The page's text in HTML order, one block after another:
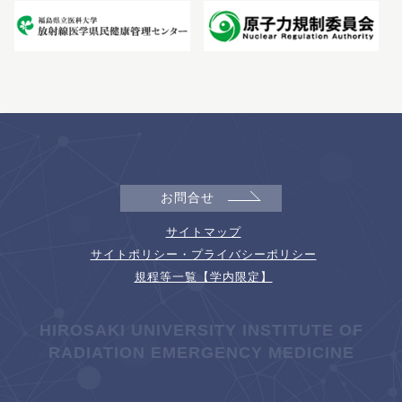
お問合せ
サイトマップ
サイトポリシー・プライバシーポリシー
規程等一覧【学内限定】
HIROSAKI UNIVERSITY INSTITUTE OF
RADIATION EMERGENCY MEDICINE